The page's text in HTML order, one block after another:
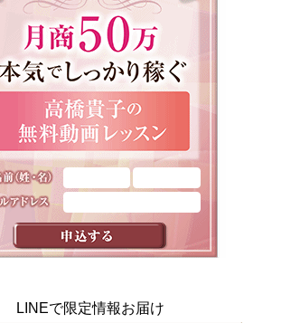
LINEで限定情報お届け